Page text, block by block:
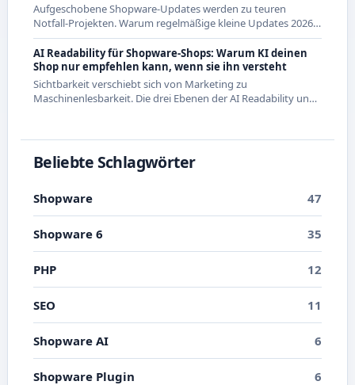
Aufgeschobene Shopware-Updates werden zu teuren
Notfall-Projekten. Warum regelmäßige kleine Updates 2026
die wirtschaftlichere Strategie sind - mit Beispielen aus den
letzten Releases.
AI Readability für Shopware-Shops: Warum KI deinen
Shop nur empfehlen kann, wenn sie ihn versteht
Sichtbarkeit verschiebt sich von Marketing zu
Maschinenlesbarkeit. Die drei Ebenen der AI Readability und
Beliebte Schlagwörter
Shopware 47
Shopware 6 35
PHP 12
SEO 11
Shopware AI 6
Shopware Plugin 6